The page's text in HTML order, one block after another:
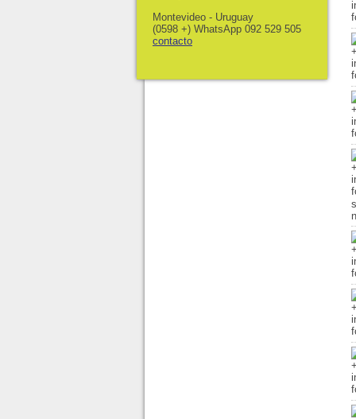
Montevideo - Uruguay
(0598 +) WhatsApp 092 529 505
contacto